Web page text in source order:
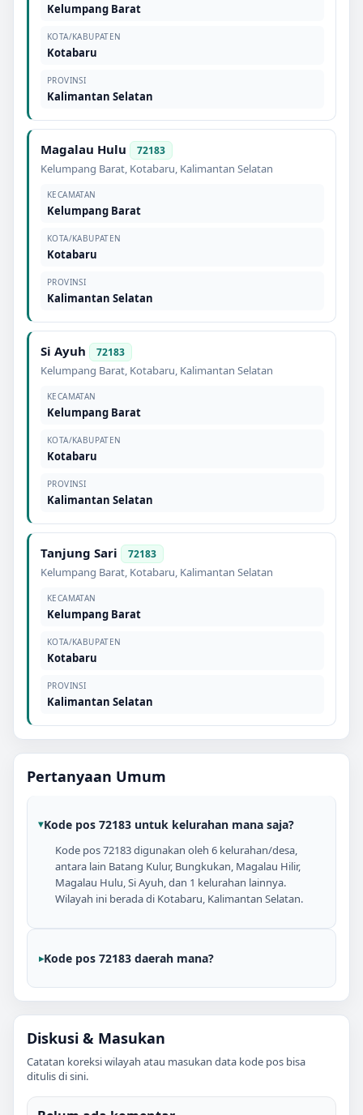
Kelumpang Barat
KOTA/KABUPATEN
Kotabaru
PROVINSI
Kalimantan Selatan
Magalau Hulu 72183
Kelumpang Barat, Kotabaru, Kalimantan Selatan
KECAMATAN
Kelumpang Barat
KOTA/KABUPATEN
Kotabaru
PROVINSI
Kalimantan Selatan
Si Ayuh 72183
Kelumpang Barat, Kotabaru, Kalimantan Selatan
KECAMATAN
Kelumpang Barat
KOTA/KABUPATEN
Kotabaru
PROVINSI
Kalimantan Selatan
Tanjung Sari 72183
Kelumpang Barat, Kotabaru, Kalimantan Selatan
KECAMATAN
Kelumpang Barat
KOTA/KABUPATEN
Kotabaru
PROVINSI
Kalimantan Selatan
Pertanyaan Umum
Kode pos 72183 untuk kelurahan mana saja?
Kode pos 72183 digunakan oleh 6 kelurahan/desa,
antara lain Batang Kulur, Bungkukan, Magalau Hilir,
Magalau Hulu, Si Ayuh, dan 1 kelurahan lainnya.
Wilayah ini berada di Kotabaru, Kalimantan Selatan.
Kode pos 72183 daerah mana?
Diskusi & Masukan
Catatan koreksi wilayah atau masukan data kode pos bisa
ditulis di sini.